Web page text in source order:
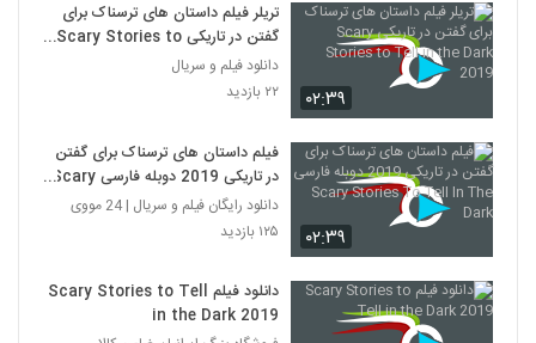
۰۲:۳۹
تریلر فیلم داستان‌ های ترسناک برای
گفتن در تاریکی Scary Stories to
Tell in the Dark 2019
دانلود فیلم و سریال
۲۲ بازدید
۰۲:۳۹
فیلم داستان‌ های ترسناک برای گفتن
در تاریکی 2019 دوبله فارسی Scary
Stories To Tell In The Dark
دانلود رایگان فیلم و سریال | 24 مووی
۱۲۵ بازدید
دانلود فیلم Scary Stories to Tell
in the Dark 2019